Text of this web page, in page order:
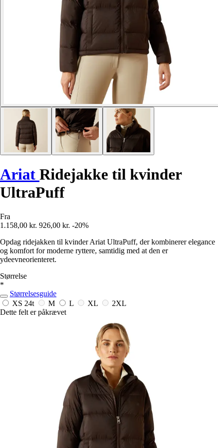
Ariat Ridejakke til kvinder
UltraPuff
Fra
1.158,00 kr. 926,00 kr. -20%
Opdag ridejakken til kvinder Ariat UltraPuff, der kombinerer elegance
og komfort for moderne ryttere, samtidig med at den er
ydeevneorienteret.
Størrelse
*
Størrelsesguide
XS 24t M L XL
2XL
Dette felt er påkrævet